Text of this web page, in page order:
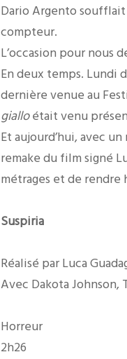
Dario Argento soufflait
compteur.
L’occasion pour nous
En deux temps. Lundi
dernière venue au
gialloétait venu
Et aujourd’hui, avec
remake du film signé
métrages et de rendre
Suspiria
Réalisé par Luca
Avec Dakota
Horreur
2h26